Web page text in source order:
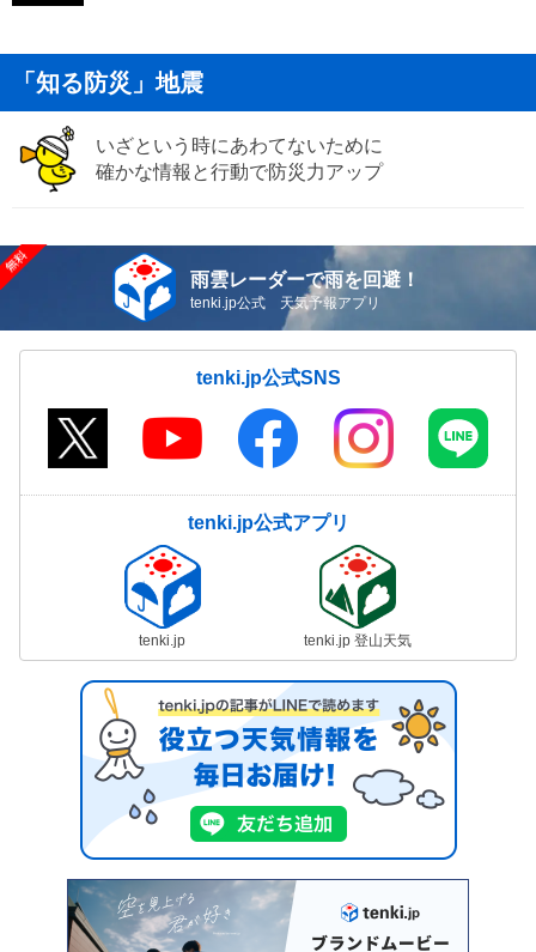
「知る防災」地震
いざという時にあわてないために
確かな情報と行動で防災力アップ
雨雲レーダーで雨を回避！
tenki.jp公式 天気予報アプリ
tenki.jp公式SNS
tenki.jp公式アプリ
tenki.jp tenki.jp 登山天気